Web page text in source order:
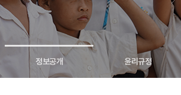
정보공개 윤리규정